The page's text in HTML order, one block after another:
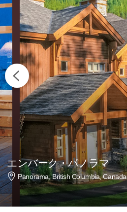
エンバーク・パノラマ
Panorama, British Columbia, Canada